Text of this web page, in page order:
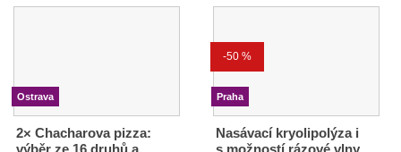
Ostrava
2× Chacharova pizza:
-50 %
Praha
Nasávací kryolipolýza i